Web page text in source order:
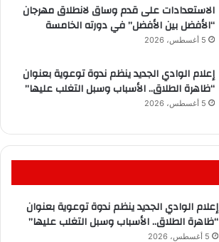
الاستعدادات على قدم وساق لانطلاق مهرجان
“الأفضل بين الأفضل” في دورته الخامسة
5 أغسطس، 2026
إعلام الوادي الجديد ينظم ندوة توعوية بعنوان
“ظاهرة الطلاق.. الأسباب وسبل التغلب عليها”
5 أغسطس، 2026
إعلام الوادي الجديد ينظم ندوة توعوية بعنوان
“ظاهرة الطلاق.. الأسباب وسبل التغلب عليها”
5 أغسطس، 2026